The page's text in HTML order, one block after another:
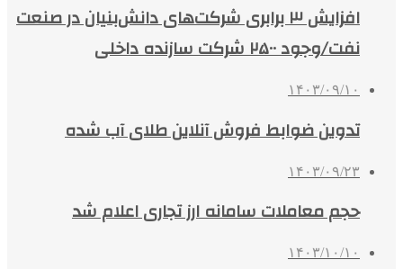
افزایش ۳ برابری شرکت‌های دانش‌بنیان در صنعت
نفت/وجود ۲۵۰۰ شرکت سازنده داخلی
۱۴۰۳/۰۹/۱۰
تدوین ضوابط فروش آنلاین طلای آب شده
۱۴۰۳/۰۹/۲۳
حجم معاملات سامانه ارز تجاری اعلام شد
۱۴۰۳/۱۰/۱۰